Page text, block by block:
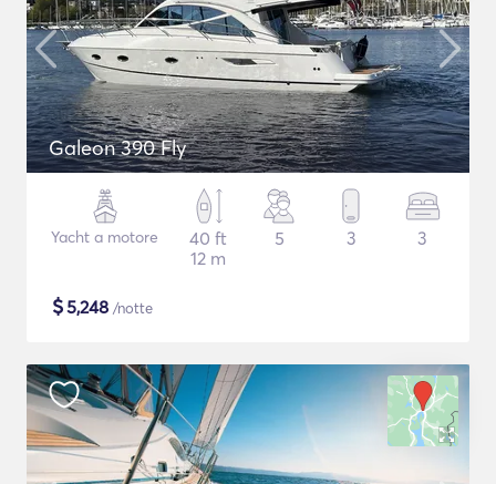
Galeon 390 Fly
Yacht a motore
40 ft
12 m
5 3 3
$5,248 /notte